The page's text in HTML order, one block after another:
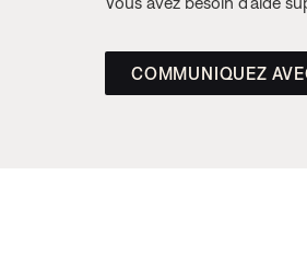
COMMUNIQUEZ